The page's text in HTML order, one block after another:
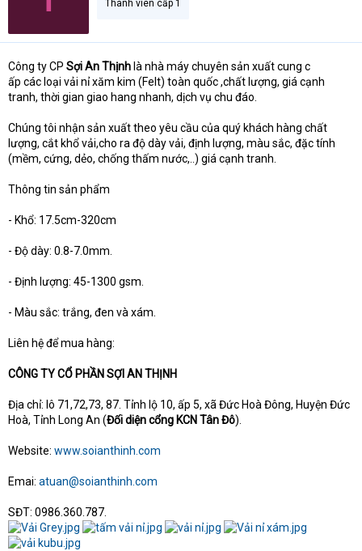
Thành viên cấp 1
Công ty CP Sợi An Thịnh là nhà máy chuyên sản xuất cung c
ấp các loại vải nỉ xăm kim (Felt) toàn quốc ,chất lượng, giá cạnh
tranh, thời gian giao hang nhanh, dịch vụ chu đáo.
Chúng tôi nhận sản xuất theo yêu cầu của quý khách hàng chất
lượng, cắt khổ vải,cho ra độ dày vải, định lượng, màu sắc, đặc tính
(mềm, cứng, dẻo, chống thấm nước,..) giá cạnh tranh.
Thông tin sản phẩm
- Khổ: 17.5cm-320cm
- Độ dày: 0.8-7.0mm.
- Định lượng: 45-1300 gsm.
- Màu sắc: trắng, đen và xám.
Liên hệ để mua hàng:
CÔNG TY CỔ PHẦN SỢI AN THỊNH
Địa chỉ: lô 71,72,73, 87. Tỉnh lộ 10, ấp 5, xã Đức Hoà Đông, Huyện Đức
Hoà, Tỉnh Long An (Đối diện cổng KCN Tân Đô).
Website: www.soianthinh.com
Emai: atuan@soianthinh.com
SĐT: 0986.360.787.